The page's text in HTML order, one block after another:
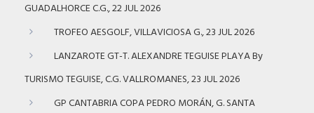
GUADALHORCE C.G., 22 JUL 2026
TROFEO AESGOLF, VILLAVICIOSA G., 23 JUL 2026
LANZAROTE GT-T. ALEXANDRE TEGUISE PLAYA By
TURISMO TEGUISE, C.G. VALLROMANES, 23 JUL 2026
GP CANTABRIA COPA PEDRO MORÁN, G. SANTA